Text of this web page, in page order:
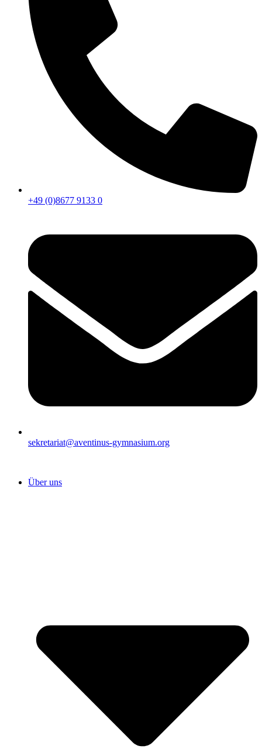
+49 (0)8677 9133 0
sekretariat@aventinus-gymnasium.org
Über uns